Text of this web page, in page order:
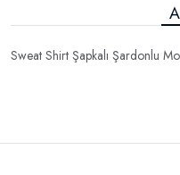
Sweat Shirt Şapkalı Şardonlu